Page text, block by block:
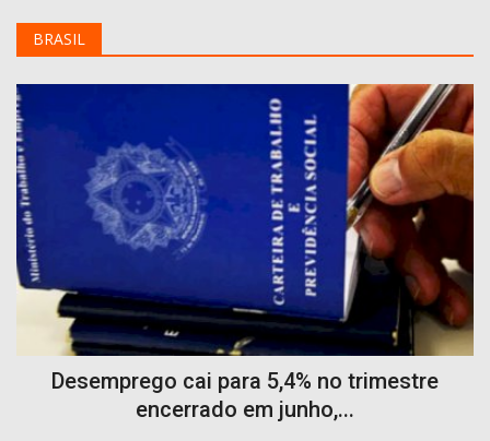
BRASIL
Desemprego cai para 5,4% no trimestre
encerrado em junho,...